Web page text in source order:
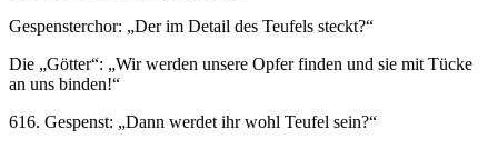
Gespensterchor: „Der im Detail des Teufels steckt?“
Die „Götter“: „Wir werden unsere Opfer finden und sie mit Tücke
an uns binden!“
616. Gespenst: „Dann werdet ihr wohl Teufel sein?“